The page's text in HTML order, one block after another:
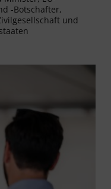
-Botschafter,
und